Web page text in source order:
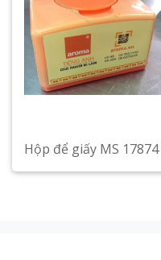
Hộp để giấy MS 17874